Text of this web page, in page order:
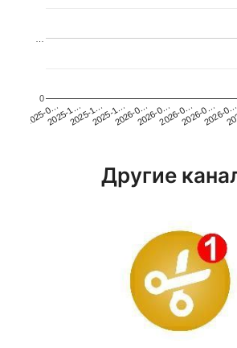
2025-0…2025-1…2025-1…2025-1…2026-0…2026-0…2026-0…2026-0…2026-
0
Другие